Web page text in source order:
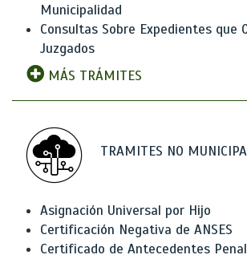
Municipalidad
Consultas Sobre Expedientes que
Juzgados
MÁS TRÁMITES
TRAMITES NO
Asignación Universal por Hijo
Certificación Negativa de ANSES
Certificado de Antecedentes